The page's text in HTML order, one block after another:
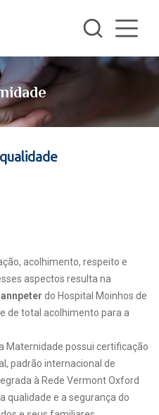
acolhimento, respeito e
aspectos resulta na
do Hospital Moinhos de
de total acolhimento para a
Maternidade possui certificação
padrão internacional de
à Rede Vermont Oxford
qualidade e a segurança do